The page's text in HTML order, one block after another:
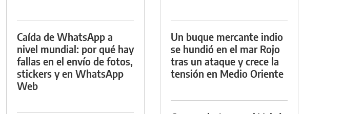
Caída de WhatsApp a
nivel mundial: por qué hay
fallas en el envío de fotos,
stickers y en WhatsApp
Web
Un buque mercante indio
se hundió en el mar Rojo
tras un ataque y crece la
tensión en Medio Oriente